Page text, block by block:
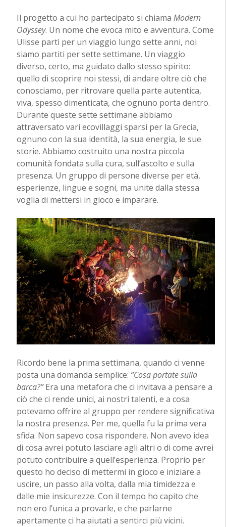
Il progetto a cui ho partecipato si chiama Modern
Odyssey. Un nome che evoca mito e avventura. Come
Ulisse partì per un viaggio lungo sette anni, noi
siamo partiti per sette settimane. Un viaggio
diverso, certo, ma guidato dallo stesso spirito:
quello di scoprire noi stessi, di andare oltre ciò che
conosciamo, per ritrovare quella parte autentica,
viva, spesso dimenticata, che ognuno porta dentro.
Durante queste sette settimane abbiamo
attraversato vari ecovillaggi sparsi per la Grecia,
ognuno con la sua identità, la sua energia, le sue
storie. Abbiamo costruito una nostra piccola
comunità fondata sulla cura, sull’ascolto e sulla
presenza. Un gruppo di persone diverse per età,
esperienze, lingue e sogni, ma unite dalla stessa
voglia di mettersi in gioco e imparare.
Ricordo bene la prima settimana, quando ci venne
posta una domanda semplice: “Cosa portate sulla
barca?”Era una metafora che ci invitava a pensare a
ciò che ci rende unici, ai nostri talenti, e a cosa
potevamo offrire al gruppo per rendere significativa
la nostra presenza. Per me, quella fu la prima vera
sfida. Non sapevo cosa rispondere. Non avevo idea
di cosa avrei potuto lasciare agli altri o di come avrei
potuto contribuire a quell’esperienza. Proprio per
questo ho deciso di mettermi in gioco e iniziare a
uscire, un passo alla volta, dalla mia timidezza e
dalle mie insicurezze. Con il tempo ho capito che
non ero l’unica a provarle, e che parlarne
apertamente ci ha aiutati a sentirci più vicini.